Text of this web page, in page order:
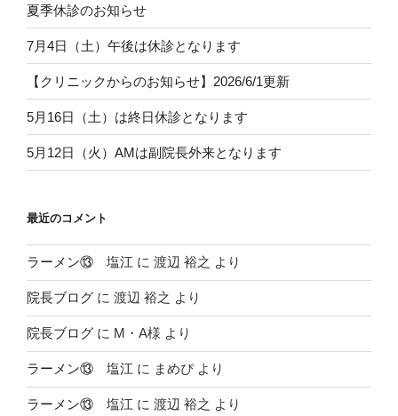
夏季休診のお知らせ
7月4日（土）午後は休診となります
【クリニックからのお知らせ】2026/6/1更新
5月16日（土）は終日休診となります
5月12日（火）AMは副院長外来となります
最近のコメント
ラーメン⑬ 塩江 に 渡辺 裕之 より
院長ブログ に 渡辺 裕之 より
院長ブログ に M・A様 より
ラーメン⑬ 塩江 に まめぴより
ラーメン⑬ 塩江 に 渡辺 裕之 より